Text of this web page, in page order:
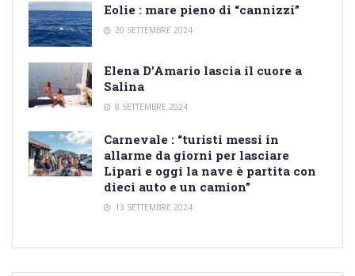
Eolie : mare pieno di “cannizzi”
20 SETTEMBRE 2024
Elena D’Amario lascia il cuore a
Salina
8 SETTEMBRE 2024
Carnevale : “turisti messi in
allarme da giorni per lasciare
Lipari e oggi la nave è partita con
dieci auto e un camion”
13 SETTEMBRE 2024